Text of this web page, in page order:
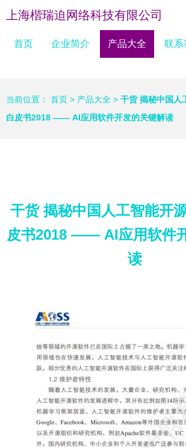
上海楷瑞迫网络科技有限公司
首页 企业简介 产品大全 联系
当前位置： 首页 > 产品大全 > 干货 揭秘中国人
白皮书2018 —— AI应用软件开发的关键解读
干货 揭秘中国人工智能开
皮书2018 —— AI应用软件
读